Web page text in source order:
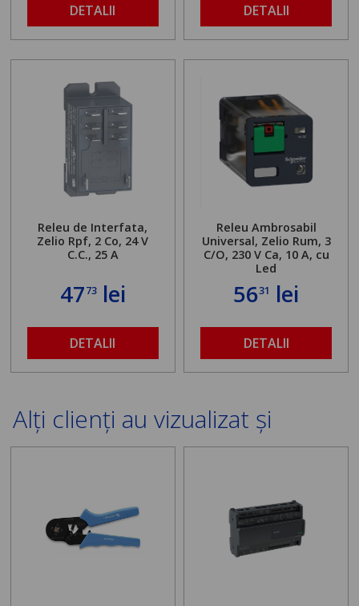
DETALII DETALII
Releu de Interfata,
Zelio Rpf, 2 Co, 24 V
C.C., 25 A
4773lei
DETALII
Releu Ambrosabil
Universal, Zelio Rum, 3
C/O, 230 V Ca, 10 A, cu
Led
5631 lei
DETALII
Alți clienți au vizualizat și